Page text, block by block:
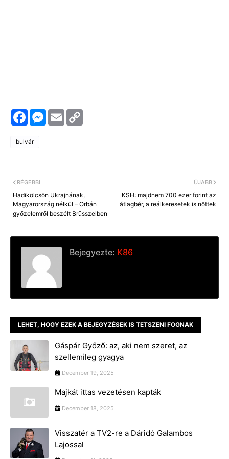
F
a
c
e
b
M
e
s
E
m
a
bulvár
ÚJABB
KSH: majdnem 700 ezer forint az
átlagbér, a reálkeresetek is nőttek
RÉGEBBI
Hadikölcsön Ukrajnának,
Magyarország nélkül – Orbán
győzelemről beszélt Brüsszelben
Bejegyezte: K86
LEHET, HOGY EZEK A BEJEGYZÉSEK IS TETSZENI FOGNAK
Gáspár Győző: az, aki nem szeret, az
szellemileg gyagya
December 19, 2025
Majkát ittas vezetésen kapták
December 18, 2025
Visszatér a TV2-re a Dáridó Galambos
Lajossal